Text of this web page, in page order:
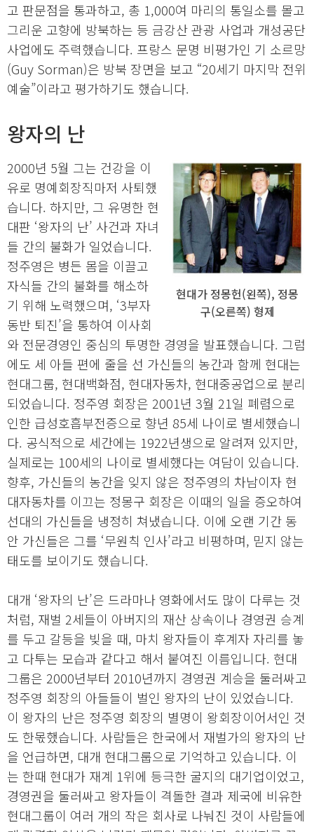
고 판문점을 통과하고, 총 1,000여 마리의 통일소를 몰고
그리운 고향에 방북하는 등 금강산 관광 사업과 개성공단
사업에도 주력했습니다. 프랑스 문명 비평가인 기 소르망
(Guy Sorman)은 방북 장면을 보고 “20세기 마지막 전위
예술”이라고 평가하기도 했습니다.
왕자의 난
현대가 정몽헌(왼쪽), 정몽
구(오른쪽) 형제
2000년 5월 그는 건강을 이
유로 명예회장직마저 사퇴했
습니다. 하지만, 그 유명한 현
대판 ‘왕자의 난’ 사건과 자녀
들 간의 불화가 일었습니다.
정주영은 병든 몸을 이끌고
자식들 간의 불화를 해소하
기 위해 노력했으며, ‘3부자
동반 퇴진’을 통하여 이사회
와 전문경영인 중심의 투명한 경영을 발표했습니다. 그럼
에도 세 아들 편에 줄을 선 가신들의 농간과 함께 현대는
현대그룹, 현대백화점, 현대자동차, 현대중공업으로 분리
되었습니다. 정주영 회장은 2001년 3월 21일 폐렴으로
인한 급성호흡부전증으로 향년 85세 나이로 별세했습니
다. 공식적으로 세간에는 1922년생으로 알려져 있지만,
실제로는 100세의 나이로 별세했다는 여담이 있습니다.
향후, 가신들의 농간을 잊지 않은 정주영의 차남이자 현
대자동차를 이끄는 정몽구 회장은 이때의 일을 증오하여
선대의 가신들을 냉정히 쳐냈습니다. 이에 오랜 기간 동
안 가신들은 그를 ‘무원칙 인사’라고 비평하며, 믿지 않는
태도를 보이기도 했습니다.
대개 ‘왕자의 난’은 드라마나 영화에서도 많이 다루는 것
처럼, 재벌 2세들이 아버지의 재산 상속이나 경영권 승계
를 두고 갈등을 빚을 때, 마치 왕자들이 후계자 자리를 놓
고 다투는 모습과 같다고 해서 붙여진 이름입니다. 현대
그룹은 2000년부터 2010년까지 경영권 계승을 둘러싸고
정주영 회장의 아들들이 벌인 왕자의 난이 있었습니다.
이 왕자의 난은 정주영 회장의 별명이 왕회장이어서인 것
도 한몫했습니다. 사람들은 한국에서 재벌가의 왕자의 난
을 언급하면, 대개 현대그룹으로 기억하고 있습니다. 이
는 한때 현대가 재계 1위에 등극한 굴지의 대기업이었고,
경영권을 둘러싸고 왕자들이 격돌한 결과 제국에 비유한
현대그룹이 여러 개의 작은 회사로 나눠진 것이 사람들에